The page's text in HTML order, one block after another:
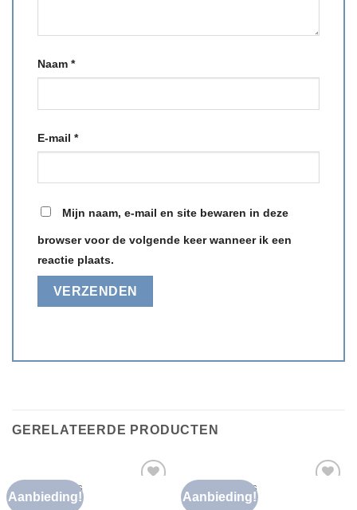
Naam *
E-mail *
Mijn naam, e-mail en site bewaren in deze
browser voor de volgende keer wanneer ik een
reactie plaats.
GERELATEERDE PRODUCTEN
Aanbieding!
FOUTE T SHIRTS
foute t shirts
Aanbieding!
FOUTE T SHIRTS
foute t shirts